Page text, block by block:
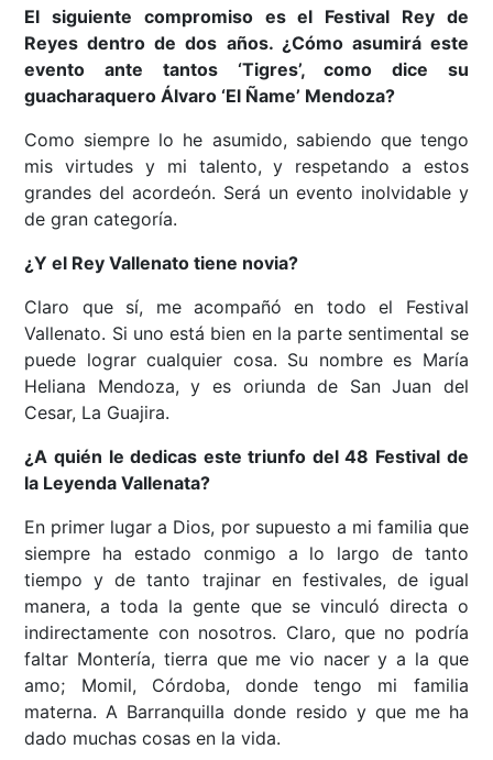
El siguiente compromiso es el Festival Rey de
Reyes dentro de dos años. ¿Cómo asumirá este
evento ante tantos ‘Tigres’, como dice su
guacharaquero Álvaro ‘El Ñame’ Mendoza?
Como siempre lo he asumido, sabiendo que tengo
mis virtudes y mi talento, y respetando a estos
grandes del acordeón. Será un evento inolvidable y
de gran categoría.
¿Y el Rey Vallenato tiene novia?
Claro que sí, me acompañó en todo el Festival
Vallenato. Si uno está bien en la parte sentimental se
puede lograr cualquier cosa. Su nombre es María
Heliana Mendoza, y es oriunda de San Juan del
Cesar, La Guajira.
¿A quién le dedicas este triunfo del 48 Festival de
la Leyenda Vallenata?
En primer lugar a Dios, por supuesto a mi familia que
siempre ha estado conmigo a lo largo de tanto
tiempo y de tanto trajinar en festivales, de igual
manera, a toda la gente que se vinculó directa o
indirectamente con nosotros. Claro, que no podría
faltar Montería, tierra que me vio nacer y a la que
amo; Momil, Córdoba, donde tengo mi familia
materna. A Barranquilla donde resido y que me ha
dado muchas cosas en la vida.